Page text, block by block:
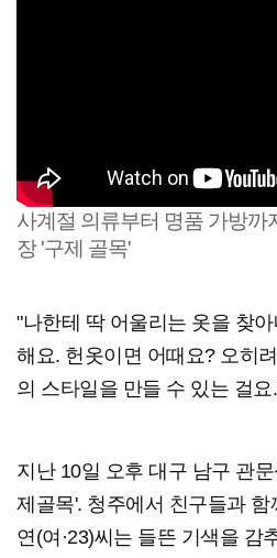
사계절 의류부터 명품 가방까
장 '구제 골목'
"나한테 딱 어울리는 옷을 찾
해요. 헌옷이면 어때요? 오히
의 스타일을 만들 수 있는 걸요
지난 10일 오후 대구 남구 관
제골목'. 청주에서 친구들과
연(여·23)씨는 들뜬 기색을 감